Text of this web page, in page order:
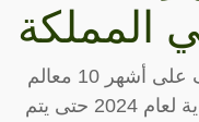
المملكة
يرغب العديد من الأفراد في التعرف على أشهر 10 معالم
سياحية في المملكة العربية السعودية لعام 2024 حتى يتم